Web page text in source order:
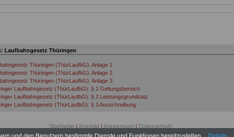
Laufbahngesetz Thüringen
Thüringen (ThürLaufbG): Anlage 1
Thüringen (ThürLaufbG): Anlage 2
Thüringen (ThürLaufbG): Anlage 3
Laufbahngesetz (ThürLaufbG): § 1 Geltungsbereich
Laufbahngesetz (ThürLaufbG): § 2 Leistungsgrundsatz
Laufbahngesetz (ThürLaufbG): § 3 Ausschreibung
Laufbahngesetz (ThürLaufbG): § 6 Benachteiligungsverbot
Startseite | Kontakt | Impressum | Datenschutz
www.besoldung-thueringen.de © 2026